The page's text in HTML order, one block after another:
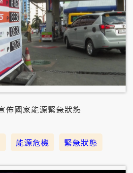
佈國家能源緊急狀態
能源危機 緊急狀態